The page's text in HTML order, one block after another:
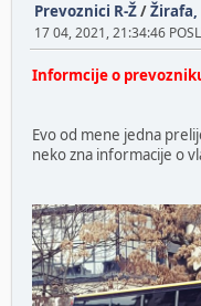
Prevoznici R-Ž/
17 04, 2021, 21:34:46
Informcije o
Evo od mene jedna
neko zna informacije o